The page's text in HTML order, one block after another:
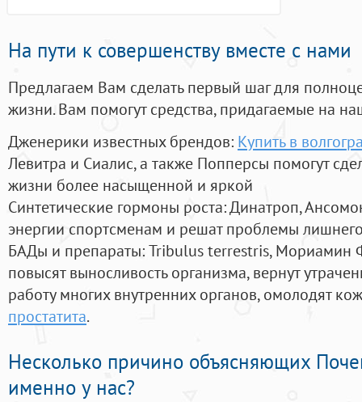
На пути к совершенству вместе с нами
Предлагаем Вам сделать первый шаг для
жизни. Вам помогут средства, придагаемые на
Дженерики известных брендов: Купить в
Левитра и Сиалис, а также Попперсы помогут
жизни более насыщенной и яркой
Синтетические гормоны роста: Динатроп,
энергии спортсменам и решат проблемы
БАДы и препараты:Tribulus terrestris, Мориамин
повысят выносливость организма, вернут
работу многих внутренних органов, омолодят
простатита.
Несколько причино объясняющих
именно у нас?